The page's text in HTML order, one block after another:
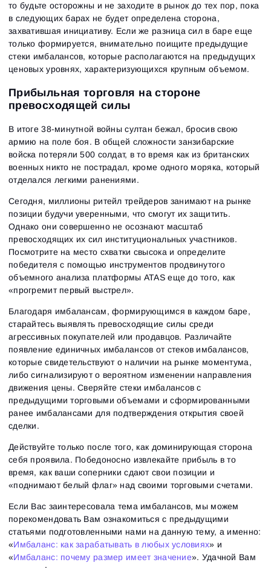
то будьте осторожны и не заходите в рынок до тех пор, пока
в следующих барах не будет определена сторона,
захватившая инициативу. Если же разница сил в баре еще
только формируется, внимательно поищите предыдущие
стеки имбалансов, которые располагаются на предыдущих
ценовых уровнях, характеризующихся крупным объемом.
Прибыльная торговля на стороне
превосходящей силы
В итоге 38-минутной войны султан бежал, бросив свою
армию на поле боя. В общей сложности занзибарские
войска потеряли 500 солдат, в то время как из британских
военных никто не пострадал, кроме одного моряка, который
отделался легкими ранениями.
Сегодня, миллионы ритейл трейдеров занимают на рынке
позиции будучи уверенными, что смогут их защитить.
Однако они совершенно не осознают масштаб
превосходящих их сил институциональных участников.
Посмотрите на место схватки свысока и определите
победителя с помощью инструментов продвинутого
объемного анализа платформы ATAS еще до того, как
«прогремит первый выстрел».
Благодаря имбалансам, формирующимся в каждом баре,
старайтесь выявлять превосходящие силы среди
агрессивных покупателей или продавцов. Различайте
появление единичных имбалансов от стеков имбалансов,
которые свидетельствуют о наличии на рынке моментума,
либо сигнализируют о вероятном изменении направления
движения цены. Сверяйте стеки имбалансов с
предыдущими торговыми объемами и сформированными
ранее имбалансами для подтверждения открытия своей
сделки.
Действуйте только после того, как доминирующая сторона
себя проявила. Победоносно извлекайте прибыль в то
время, как ваши соперники сдают свои позиции и
«поднимают белый флаг» над своими торговыми счетами.
Если Вас заинтересовала тема имбалансов, мы можем
порекомендовать Вам ознакомиться с предыдущими
статьями подготовленными нами на данную тему, а именно:
«Имбаланс: как зарабатывать в любых условиях» и
«Имбаланс: почему размер имеет значение». Удачной Вам
Войти
Нет учётной записи? Зарегистрироваться
Сбросить пароль
Зарегистрироваться
Уже есть учётная запись?Войти